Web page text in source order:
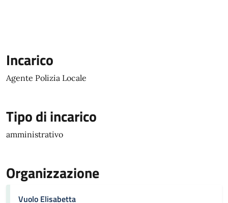
Incarico
Agente Polizia Locale
Tipo di incarico
amministrativo
Organizzazione
Vuolo Elisabetta